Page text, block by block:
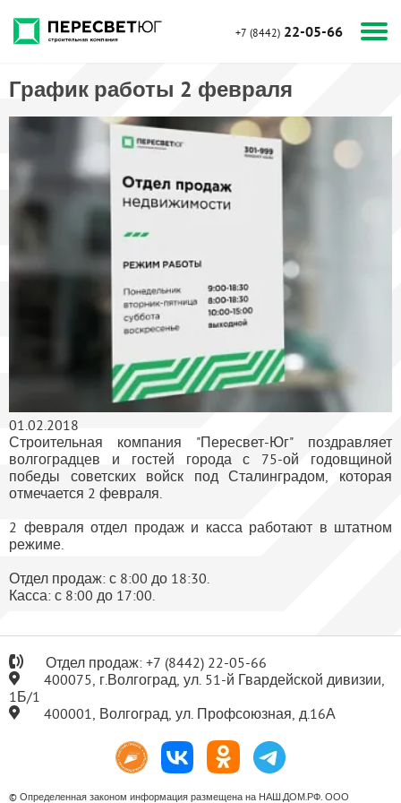
+7 (8442) 22-05-66
График работы 2 февраля
01.02.2018
Строительная компания "Пересвет-Юг" поздравляет
волгоградцев и гостей города с 75-ой годовщиной
победы советских войск под Сталинградом, которая
отмечается 2 февраля.
2 февраля отдел продаж и касса работают в штатном
режиме.
Отдел продаж: с 8:00 до 18:30.
Касса: с 8:00 до 17:00.
Отдел продаж: +7 (8442) 22-05-66
400075, г.Волгоград, ул. 51-й Гвардейской дивизии,
1Б/1
400001, Волгоград, ул. Профсоюзная, д.16А
© Определенная законом информация размещена на НАШ.ДОМ.РФ. ООО